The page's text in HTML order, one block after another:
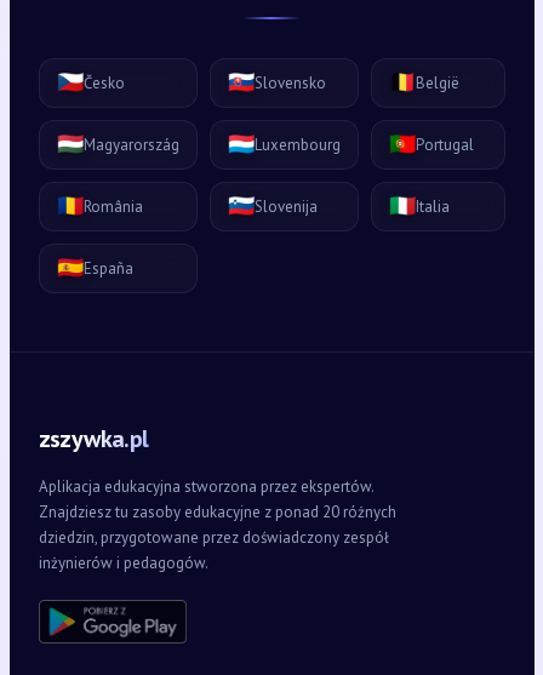
🇨🇿Česko 🇸🇰Slovensko 🇧🇪België
🇭🇺Magyarország 🇱🇺Luxembourg 🇵🇹Portugal
🇷🇴România 🇸🇮Slovenija 🇮🇹Italia
🇪🇸España
zszywka.pl
Aplikacja edukacyjna stworzona przez ekspertów.
Znajdziesz tu zasoby edukacyjne z ponad 20 różnych
dziedzin, przygotowane przez doświadczony zespół
inżynierów i pedagogów.